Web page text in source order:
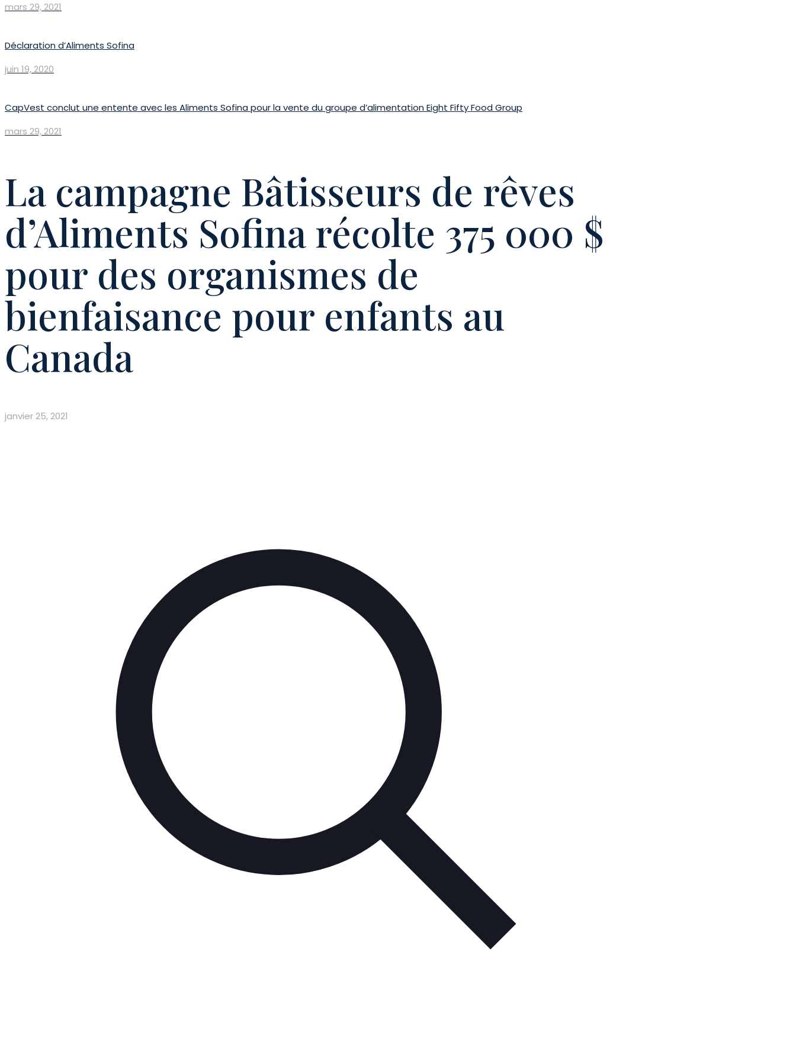
mars 29, 2021
Déclaration d’Aliments Sofina
juin 19, 2020
CapVest conclut une entente avec les Aliments Sofina pour la vente du groupe d’alimentation Eight Fifty Food Group
mars 29, 2021
La campagne Bâtisseurs de rêves
d’Aliments Sofina récolte 375 000 $
pour des organismes de
bienfaisance pour enfants au
Canada
janvier 25, 2021